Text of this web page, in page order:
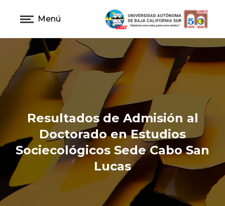
Menú
Resultados de Admisión al
Doctorado en Estudios
Sociecológicos Sede Cabo San
Lucas